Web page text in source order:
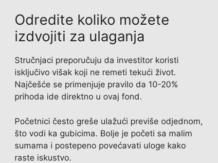
Odredite koliko možete
izdvojiti za ulaganja
Stručnjaci preporučuju da investitor koristi
isključivo višak koji ne remeti tekući život.
Najčešće se primenjuje pravilo da 10-20%
prihoda ide direktno u ovaj fond.
Početnici često greše ulažući previše odjednom,
što vodi ka gubicima. Bolje je početi sa malim
sumama i postepeno povećavati uloge kako
raste iskustvo.